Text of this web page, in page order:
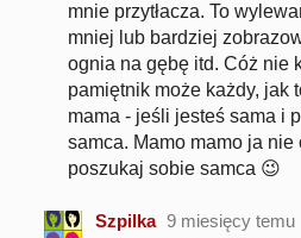
mnie przytłacza. To
mniej lub bardziej
ognia na gębę itd. Cóż nie
pamiętnik może każdy, jak
mama - jeśli jesteś sama i
samca. Mamo mamo ja nie
poszukaj sobie samca 😉
Szpilka 9 miesięcy temu